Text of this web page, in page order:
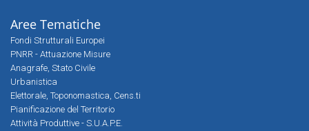
Aree Tematiche
Fondi Strutturali Europei
PNRR - Attuazione Misure
Anagrafe, Stato Civile
Urbanistica
Elettorale, Toponomastica, Cens.ti
Pianificazione del Territorio
Attività Produttive - S.U.A.P.E.